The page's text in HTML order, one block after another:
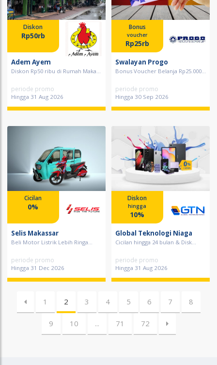
Diskon
Rp50rb
Adem Ayem
Diskon Rp50 ribu di Rumah Maka...
periode promo
Hingga 31 Aug 2026
Bonus
voucher
Rp25rb
Swalayan Progo
Bonus Voucher Belanja Rp25.000...
periode promo
Hingga 30 Sep 2026
Cicilan
0%
Selis Makassar
Beli Motor Listrik Lebih Ringa...
periode promo
Hingga 31 Dec 2026
Diskon
hingga
10%
Global Teknologi Niaga
Cicilan hingga 24 bulan & Disk...
periode promo
Hingga 31 Aug 2026
1 2 3 4 5 6 7 8
9 10 ... 71 72